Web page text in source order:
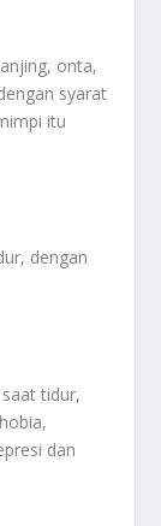
onta,
syarat
itu
dengan
tidur,
dan